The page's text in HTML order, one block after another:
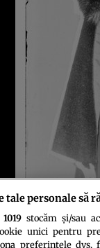
lui Dan
tale personale să
1019stocăm și/sau
unici pentru
preferințele